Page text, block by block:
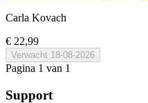
Carla Kovach
€ 22,99
Verwacht 18-08-2026
Pagina 1 van 1
Support